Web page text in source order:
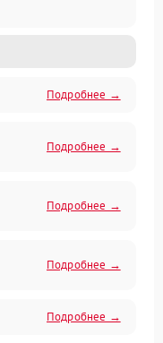
Подробнее →
Подробнее →
Подробнее →
Подробнее →
Подробнее →